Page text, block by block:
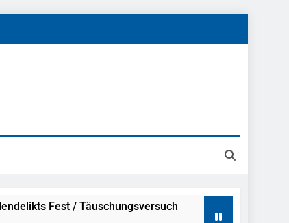
Fest / Täuschungsversuch